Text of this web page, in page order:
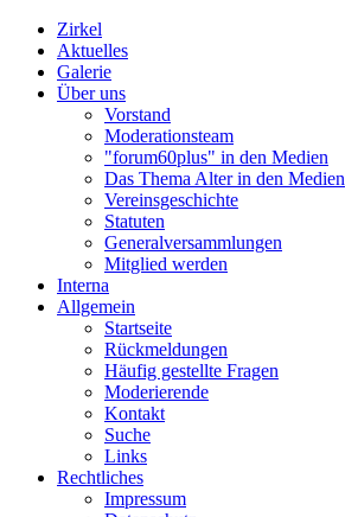
Zirkel
Aktuelles
Galerie
Über uns
Vorstand
Moderationsteam
"forum60plus" in den Medien
Das Thema Alter in den Medien
Vereinsgeschichte
Statuten
Generalversammlungen
Mitglied werden
Interna
Allgemein
Startseite
Rückmeldungen
Häufig gestellte Fragen
Moderierende
Kontakt
Suche
Links
Rechtliches
Impressum